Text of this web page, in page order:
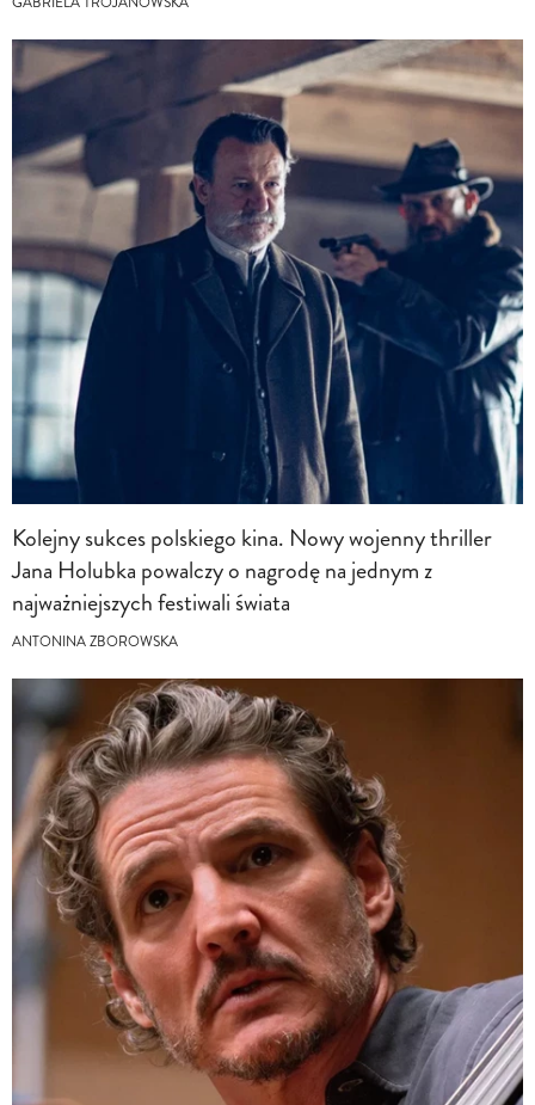
Kolejny sukces polskiego kina. Nowy wojenny thriller
Jana Holubka powalczy o nagrodę na jednym z
najważniejszych festiwali świata
ANTONINA ZBOROWSKA